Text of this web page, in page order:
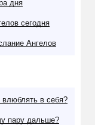
дня
сегодня
Ангелов
в себя?
пару дальше?